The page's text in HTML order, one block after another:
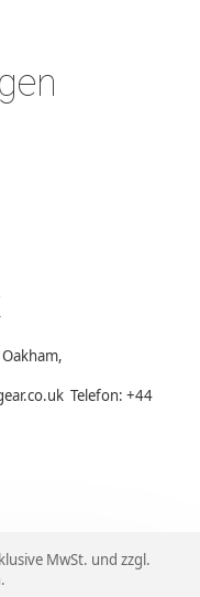
Telefon: +44
MwSt. und zzgl.
.